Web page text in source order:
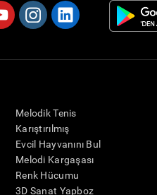
Melodik Tenis
Karıştırılmış
Evcil Hayvanını Bul
Melodi Kargaşası
Renk Hücumu
3D Sanat Yapboz